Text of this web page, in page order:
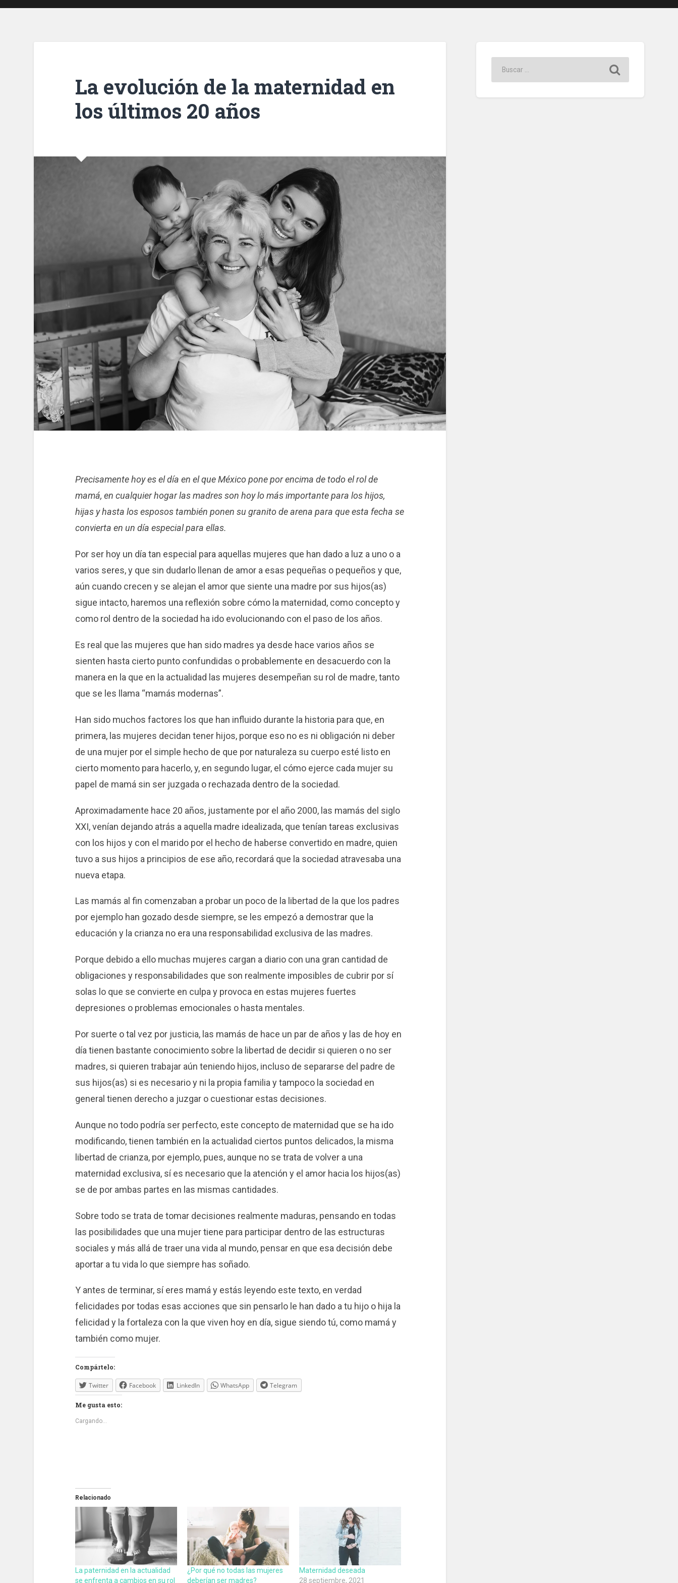
La evolución de la maternidad en
los últimos 20 años
Precisamente hoy es el día en el que México pone por encima de todo el rol de
mamá, en cualquier hogar las madres son hoy lo más importante para los hijos,
hijas y hasta los esposos también ponen su granito de arena para que esta fecha se
convierta en un día especial para ellas.
Por ser hoy un día tan especial para aquellas mujeres que han dado a luz a uno o a
varios seres, y que sin dudarlo llenan de amor a esas pequeñas o pequeños y que,
aún cuando crecen y se alejan el amor que siente una madre por sus hijos(as)
sigue intacto, haremos una reflexión sobre cómo la maternidad, como concepto y
como rol dentro de la sociedad ha ido evolucionando con el paso de los años.
Es real que las mujeres que han sido madres ya desde hace varios años se
sienten hasta cierto punto confundidas o probablemente en desacuerdo con la
manera en la que en la actualidad las mujeres desempeñan su rol de madre, tanto
que se les llama “mamás modernas”.
Han sido muchos factores los que han influido durante la historia para que, en
primera, las mujeres decidan tener hijos, porque eso no es ni obligación ni deber
de una mujer por el simple hecho de que por naturaleza su cuerpo esté listo en
cierto momento para hacerlo, y, en segundo lugar, el cómo ejerce cada mujer su
papel de mamá sin ser juzgada o rechazada dentro de la sociedad.
Aproximadamente hace 20 años, justamente por el año 2000, las mamás del siglo
XXI, venían dejando atrás a aquella madre idealizada, que tenían tareas exclusivas
con los hijos y con el marido por el hecho de haberse convertido en madre, quien
tuvo a sus hijos a principios de ese año, recordará que la sociedad atravesaba una
nueva etapa.
Las mamás al fin comenzaban a probar un poco de la libertad de la que los padres
por ejemplo han gozado desde siempre, se les empezó a demostrar que la
educación y la crianza no era una responsabilidad exclusiva de las madres.
Porque debido a ello muchas mujeres cargan a diario con una gran cantidad de
obligaciones y responsabilidades que son realmente imposibles de cubrir por sí
solas lo que se convierte en culpa y provoca en estas mujeres fuertes
depresiones o problemas emocionales o hasta mentales.
Por suerte o tal vez por justicia, las mamás de hace un par de años y las de hoy en
día tienen bastante conocimiento sobre la libertad de decidir si quieren o no ser
madres, si quieren trabajar aún teniendo hijos, incluso de separarse del padre de
sus hijos(as) si es necesario y ni la propia familia y tampoco la sociedad en
general tienen derecho a juzgar o cuestionar estas decisiones.
Aunque no todo podría ser perfecto, este concepto de maternidad que se ha ido
modificando, tienen también en la actualidad ciertos puntos delicados, la misma
libertad de crianza, por ejemplo, pues, aunque no se trata de volver a una
maternidad exclusiva, sí es necesario que la atención y el amor hacia los hijos(as)
se de por ambas partes en las mismas cantidades.
Sobre todo se trata de tomar decisiones realmente maduras, pensando en todas
las posibilidades que una mujer tiene para participar dentro de las estructuras
sociales y más allá de traer una vida al mundo, pensar en que esa decisión debe
aportar a tu vida lo que siempre has soñado.
Y antes de terminar, sí eres mamá y estás leyendo este texto, en verdad
felicidades por todas esas acciones que sin pensarlo le han dado a tu hijo o hija la
felicidad y la fortaleza con la que viven hoy en día, sigue siendo tú, como mamá y
también como mujer.
Compártelo:
Twitter Facebook LinkedIn WhatsApp Telegram
Me gusta esto:
Cargando...
Relacionado
La paternidad en la actualidad
se enfrenta a cambios en su rol
¿Por qué no todas las mujeres
deberían ser madres?
Maternidad deseada
28 septiembre, 2021